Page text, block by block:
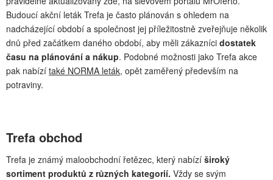
Budoucí akční leták Trefa je často plánován s ohledem na
nadcházející období a společnost jej příležitostně zveřejňuje několik
dnů před začátkem daného období, aby měli zákazníci dostatek
času na plánování a nákup. Podobné možnosti jako Trefa akce
pak nabízí také NORMA leták, opět zaměřený především na
potraviny.
Trefa obchod
Trefa je známý maloobchodní řetězec, který nabízí široký
sortiment produktů z různých kategorií. Vždy se svým